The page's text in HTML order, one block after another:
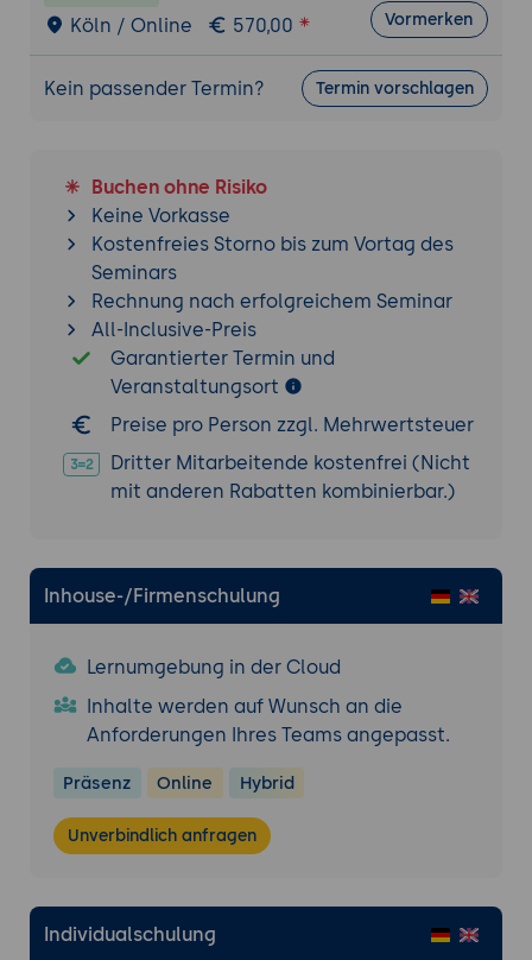
Formulardaten
Exportformate im Überblick
Automatisierte Datenverarbeitung
12. Integration in Geschäftsprozesse
Einsatz in Verwaltung und Unternehmen
Formularbasierte Workflows
Zusammenarbeit mit Microsoft 365 und
Cloud-Diensten
13. Veröffentlichung und Bereitstellung
PDF-Optimierung
Formularen
Köln / Online 570,00 Vormerken
Kein passender Termin? Termin vorschlagen
Buchen ohne Risiko
Keine Vorkasse
Kostenfreies Storno bis zum Vortag des
Seminars
Rechnung nach erfolgreichem Seminar
All-Inclusive-Preis
Garantierter Termin und
Veranstaltungsort
Preise pro Person zzgl. Mehrwertsteuer
Dritter Mitarbeitende kostenfrei (Nicht
mit anderen Rabatten kombinierbar.)
Inhouse-/Firmenschulung
Lernumgebung in der Cloud
Inhalte werden auf Wunsch an die
Anforderungen Ihres Teams angepasst.
Präsenz Online Hybrid
Unverbindlich anfragen
Individualschulung